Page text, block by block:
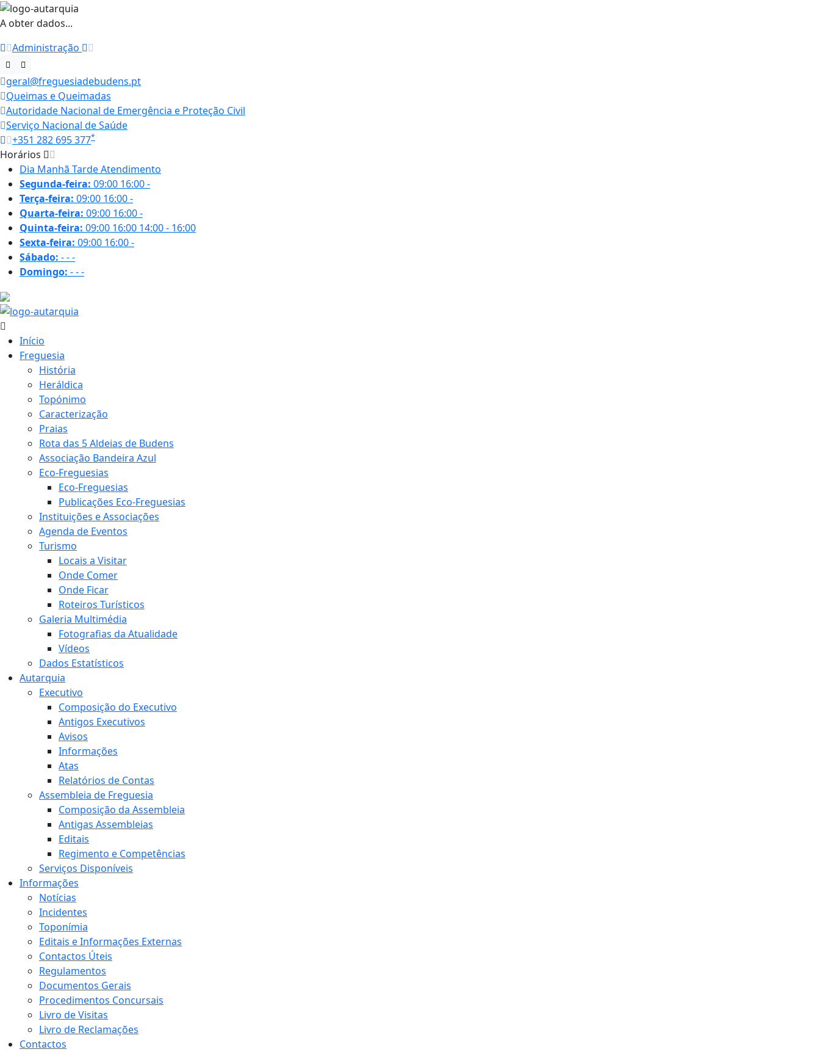
A obter dados...
Administração
geral@freguesiadebudens.pt
Queimas e Queimadas
Autoridade Nacional de Emergência e Proteção Civil
Serviço Nacional de Saúde
+351 282 695 377*
Horários
Dia Manhã TardeAtendimento
Segunda-feira: 09:00 16:00-
Terça-feira: 09:00 16:00-
Quarta-feira: 09:00 16:00-
Quinta-feira: 09:00 16:00 14:00 - 16:00
Sexta-feira: 09:00 16:00-
Sábado: ---
Domingo: ---
Início
Freguesia
História
Heráldica
Topónimo
Caracterização
Praias
Rota das 5 Aldeias de Budens
Associação Bandeira Azul
Eco-Freguesias
Eco-Freguesias
Publicações Eco-Freguesias
Instituições e Associações
Agenda de Eventos
Turismo
Locais a Visitar
Onde Comer
Onde Ficar
Roteiros Turísticos
Galeria Multimédia
Fotografias da Atualidade
Vídeos
Dados Estatísticos
Autarquia
Executivo
Composição do Executivo
Antigos Executivos
Avisos
Informações
Atas
Relatórios de Contas
Assembleia de Freguesia
Composição da Assembleia
Antigas Assembleias
Editais
Regimento e Competências
Serviços Disponíveis
Informações
Notícias
Incidentes
Toponímia
Editais e Informações Externas
Contactos Úteis
Regulamentos
Documentos Gerais
Procedimentos Concursais
Livro de Visitas
Livro de Reclamações
Contactos